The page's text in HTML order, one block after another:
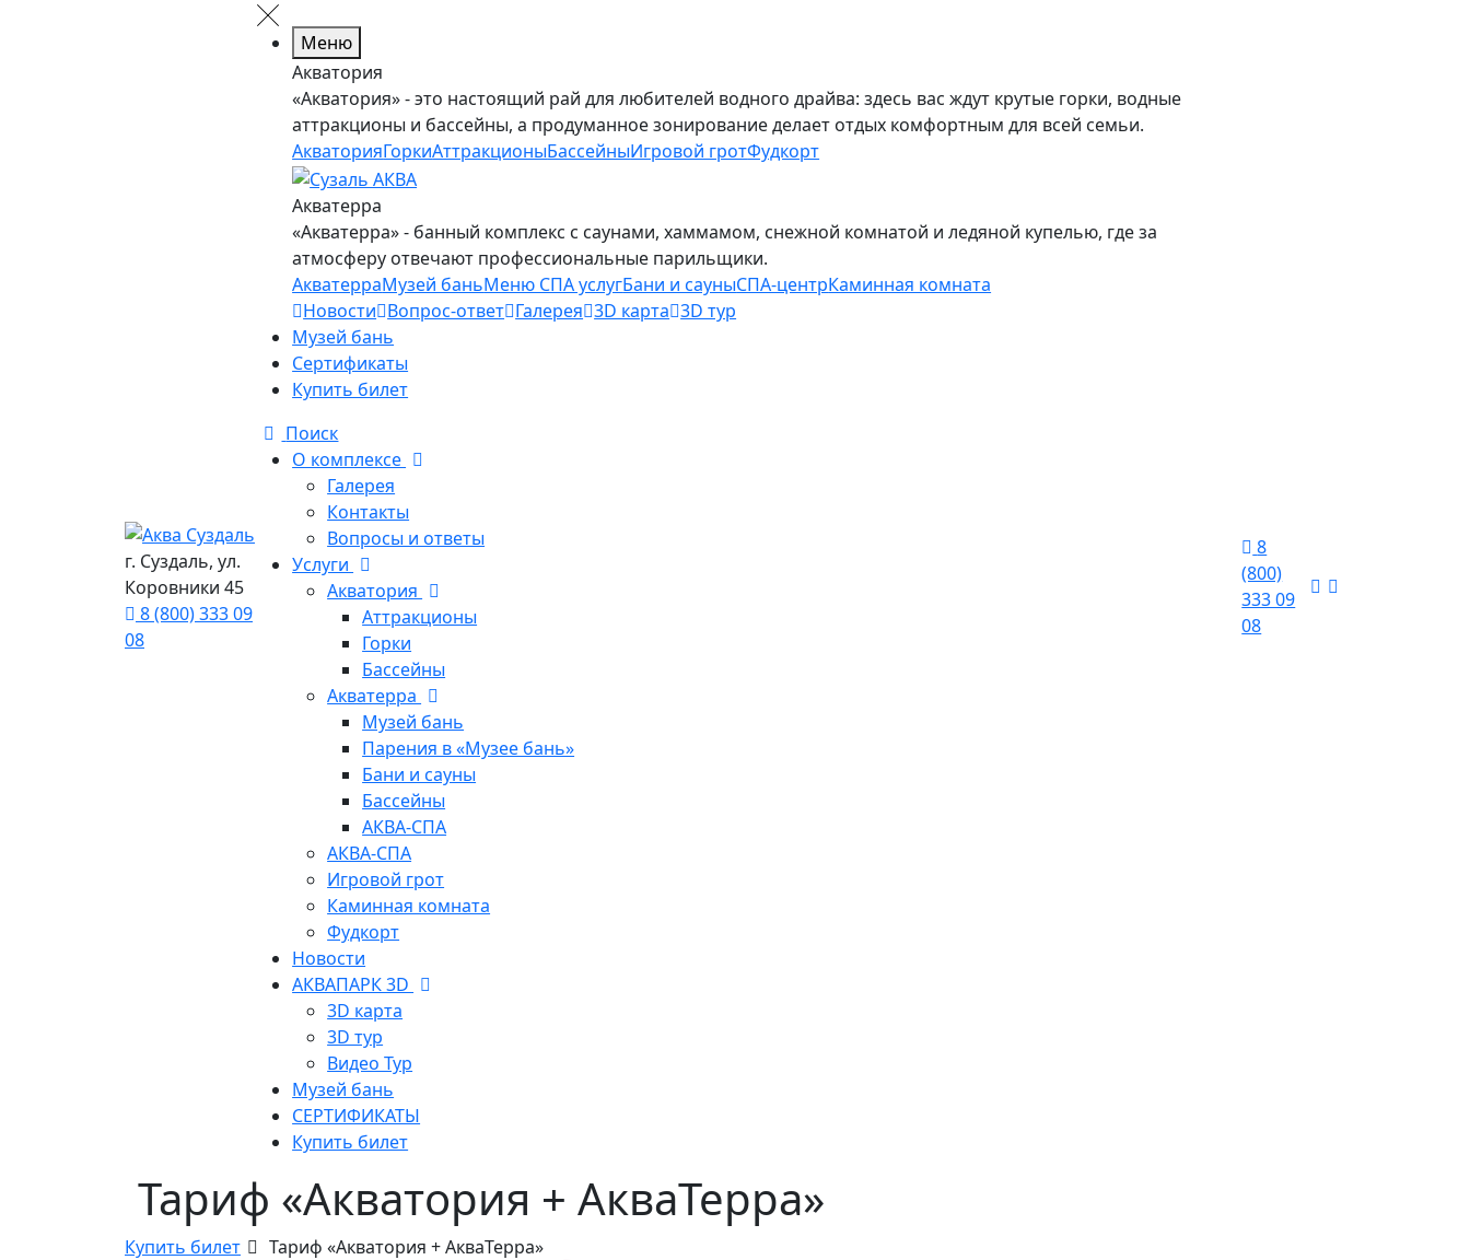
г. Суздаль, ул.
Коровники 45
8 (800) 333 09
08
Меню
Акватория
«Акватория» - это настоящий рай для любителей водного драйва: здесь вас ждут крутые горки, водные
аттракционы и бассейны, а продуманное зонирование делает отдых комфортным для всей семьи.
АкваторияГоркиАттракционыБассейныИгровой гротФудкорт
Акватерра
«Акватерра» - банный комплекс с саунами, хаммамом, снежной комнатой и ледяной купелью, где за
атмосферу отвечают профессиональные парильщики.
АкватерраМузей баньМеню СПА услугБани и сауныСПА-центрКаминная комната
Новости Вопрос-ответ Галерея 3D карта 3D тур
Музей бань
Сертификаты
Купить билет
Поиск
О комплексе
Галерея
Контакты
Вопросы и ответы
Услуги
Акватория
Аттракционы
Горки
Бассейны
Акватерра
Музей бань
Парения в «Музее бань»
Бани и сауны
Бассейны
АКВА-СПА
АКВА-СПА
Игровой грот
Каминная комната
Фудкорт
Новости
АКВАПАРК 3D
3D карта
3D тур
Видео Тур
Музей бань
СЕРТИФИКАТЫ
Купить билет
8
(800)
333 09
08
Тариф «Акватория + АкваТерра»
Купить билет Тариф «Акватория + АкваТерра»